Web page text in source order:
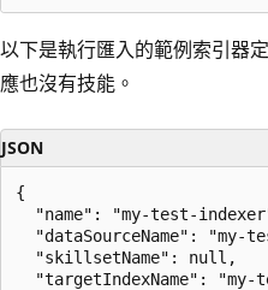
以下是執行匯入的範例索引器
應也沒有技能。
JSON
{
"name": "my-test-
"dataSourceName": "my-
  "skillsetName": null,
"targetIndexName": "my-